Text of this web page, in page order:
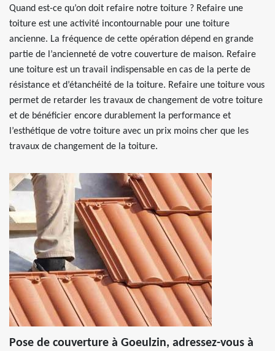
Quand est-ce qu’on doit refaire notre toiture ? Refaire une
toiture est une activité incontournable pour une toiture
ancienne. La fréquence de cette opération dépend en grande
partie de l’ancienneté de votre couverture de maison. Refaire
une toiture est un travail indispensable en cas de la perte de
résistance et d’étanchéité de la toiture. Refaire une toiture vous
permet de retarder les travaux de changement de votre toiture
et de bénéficier encore durablement la performance et
l’esthétique de votre toiture avec un prix moins cher que les
travaux de changement de la toiture.
Pose de couverture à Goeulzin, adressez-vous à